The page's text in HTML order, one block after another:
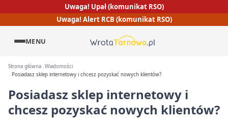
Uwaga! Upał (komunikat RSO)
Uwaga! Alert RCB (komunikat RSO)
MENU
Strona główna Wiadomości
Posiadasz sklep internetowy i chcesz pozyskać nowych klientów?
Posiadasz sklep internetowy i
chcesz pozyskać nowych klientów?